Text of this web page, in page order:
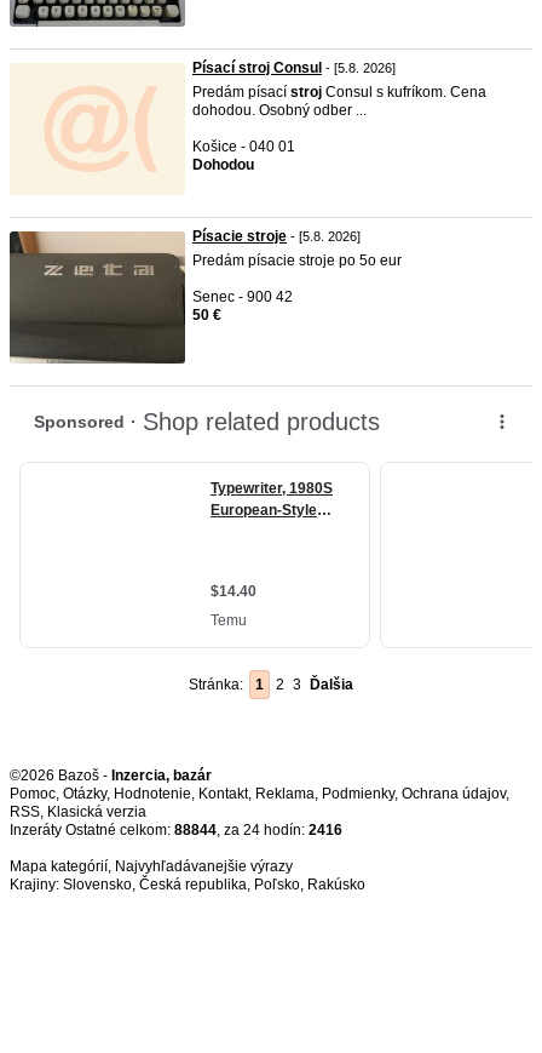
Písací stroj Consul - [5.8. 2026]
Predám písací stroj Consul s kufríkom. Cena
dohodou. Osobný odber ...
Košice - 040 01
Dohodou
Písacie stroje - [5.8. 2026]
Predám písacie stroje po 5o eur
Senec - 900 42
50 €
Stránka: 1 2 3 Ďalšia
©2026 Bazoš - Inzercia, bazár
Pomoc, Otázky, Hodnotenie, Kontakt, Reklama, Podmienky, Ochrana údajov,
RSS,
Inzeráty Ostatné celkom: 88844, za 24 hodín: 2416
Mapa kategórií, Najvyhľadávanejšie výrazy
Krajiny: Slovensko, Česká republika, Poľsko, Rakúsko